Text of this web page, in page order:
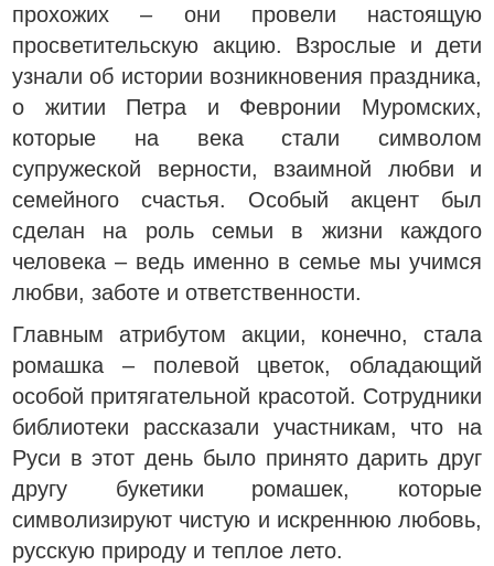
прохожих – они провели настоящую
просветительскую акцию. Взрослые и дети
узнали об истории возникновения праздника,
о житии Петра и Февронии Муромских,
которые на века стали символом
супружеской верности, взаимной любви и
семейного счастья. Особый акцент был
сделан на роль семьи в жизни каждого
человека – ведь именно в семье мы учимся
любви, заботе и ответственности.
Главным атрибутом акции, конечно, стала
ромашка – полевой цветок, обладающий
особой притягательной красотой. Сотрудники
библиотеки рассказали участникам, что на
Руси в этот день было принято дарить друг
другу букетики ромашек, которые
символизируют чистую и искреннюю любовь,
русскую природу и теплое лето.